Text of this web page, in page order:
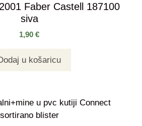
Faber Castell 187100
siva
1,90 €
u košaricu